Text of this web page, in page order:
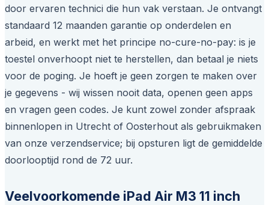
door ervaren technici die hun vak verstaan. Je ontvangt
standaard 12 maanden garantie op onderdelen en
arbeid, en werkt met het principe no-cure-no-pay: is je
toestel onverhoopt niet te herstellen, dan betaal je niets
voor de poging. Je hoeft je geen zorgen te maken over
je gegevens - wij wissen nooit data, openen geen apps
en vragen geen codes. Je kunt zowel zonder afspraak
binnenlopen in Utrecht of Oosterhout als gebruikmaken
van onze verzendservice; bij opsturen ligt de gemiddelde
doorlooptijd rond de 72 uur.
Veelvoorkomende iPad Air M3 11 inch